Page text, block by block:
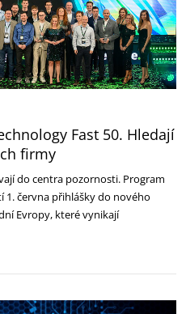
Fast 50. Hledají
firmy
do centra pozornosti. Program
1. června přihlášky do nového
Evropy, které vynikají